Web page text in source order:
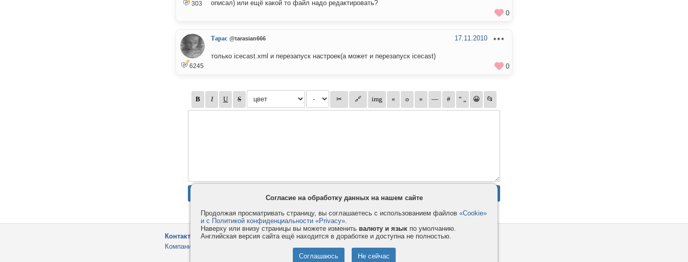
303
описал) или ещё какой то файл надо редактировать?
0
6245
Тарас @tarasian666 17.11.2010
только icecast.xml и перезапуск настроек(а может и перезапуск icecast)
0
Контакты
Компания
Privacy и Cookie
Правила и условия
Услуги
Как оплатить
Согласие на обработку данных на нашем сайте
Продолжая просматривать страницу, вы соглашаетесь с использованием файлов «Cookie»
и с Политикой конфиденциальности «Privacy».
Наверху или внизу страницы вы можете изменить валюту и язык по умолчанию.
Английская версия сайта ещё находится в доработке и доступна не полностью.